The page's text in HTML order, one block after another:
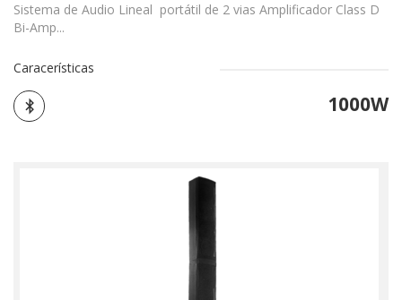
Sistema de Audio Lineal portátil de 2 vias Amplificador Class D
Bi-Amp...
Caracerísticas
1000W